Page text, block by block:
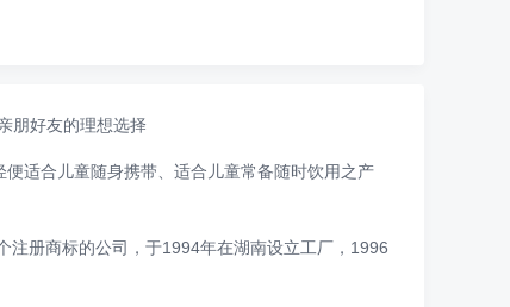
朋好友的理想选择
适合儿童随身携带、适合儿童常备随时饮用之产
注册商标的公司，于1994年在湖南设立工厂，1996